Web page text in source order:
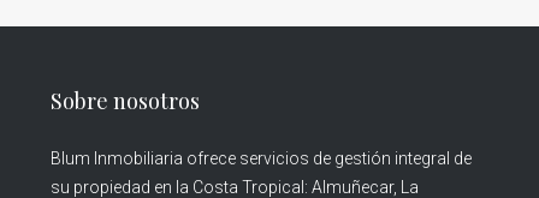
Sobre nosotros
Blum Inmobiliaria ofrece servicios de gestión integral de
su propiedad en la Costa Tropical: Almuñecar, La